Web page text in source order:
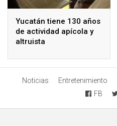
Yucatán tiene 130 años
de actividad apícola y
altruista
Noticias Entretenimiento
FB